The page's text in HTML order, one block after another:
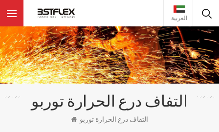
العربية
التفاف درع الحرارة توربو
التفاف درع الحرارة توربو